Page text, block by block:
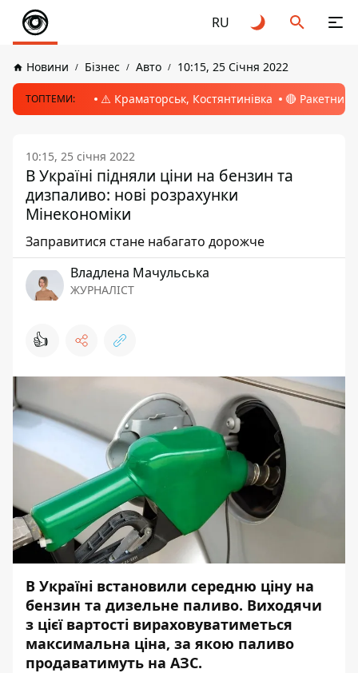
RU
Новини Бізнес Авто 10:15, 25 Січня 2022
ТОПТЕМИ: ⚠️ Краматорськ, Костянтинівка 🔴 Ракетний
10:15, 25 січня 2022
В Україні підняли ціни на бензин та
дизпаливо: нові розрахунки
Мінекономіки
Заправитися стане набагато дорожче
Владлена Мачульська
ЖУРНАЛІСТ
👍
В Україні встановили середню ціну на
бензин та дизельне паливо. Виходячи
з цієї вартості вираховуватиметься
максимальна ціна, за якою паливо
продаватимуть на АЗС.